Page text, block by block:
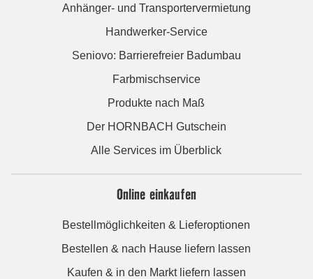
Anhänger- und Transportervermietung
Handwerker-Service
Seniovo: Barrierefreier Badumbau
Farbmischservice
Produkte nach Maß
Der HORNBACH Gutschein
Alle Services im Überblick
Online einkaufen
Bestellmöglichkeiten & Lieferoptionen
Bestellen & nach Hause liefern lassen
Kaufen & in den Markt liefern lassen